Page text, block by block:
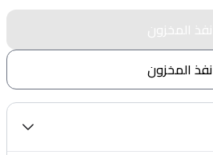
نفذ المخزون
نفذ المخزون